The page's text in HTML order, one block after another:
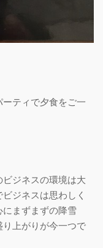
ティで夕食をご一
ジネスの環境は大
ジネスは思わしく
まずまずの降雪
上がりが今一つで